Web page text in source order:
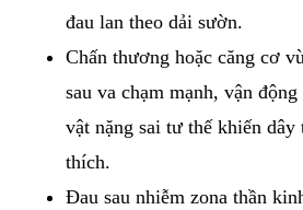
đau lan theo dải sườn.
Chấn thương hoặc căng cơ
sau va chạm mạnh, vận
vật nặng sai tư thế khiến
thích.
Đau sau nhiễm zona thần